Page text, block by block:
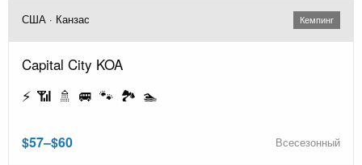
США · Канзас Кемпинг
Capital City KOA
⚡ 📶 🚿 🚐 🐾 🏞️ 🏊
$57–$60 Всесезонный